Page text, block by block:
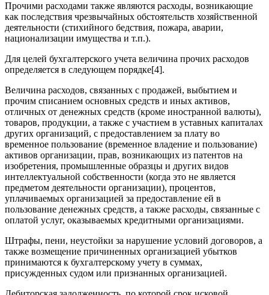
Прочими расходами также являются расходы, возникающие
как последствия чрезвычайных обстоятельств хозяйственной
деятельности (стихийного бедствия, пожара, аварии,
национализации имущества и т.п.).
Для целей бухгалтерского учета величина прочих расходов
определяется в следующем порядке[4].
Величина расходов, связанных с продажей, выбытием и
прочим списанием основных средств и иных активов,
отличных от денежных средств (кроме иностранной валюты),
товаров, продукции, а также с участием в уставных капиталах
других организаций, с предоставлением за плату во
временное пользование (временное владение и пользование)
активов организации, прав, возникающих из патентов на
изобретения, промышленные образцы и других видов
интеллектуальной собственности (когда это не является
предметом деятельности организации), процентов,
уплачиваемых организацией за предоставление ей в
пользование денежных средств, а также расходы, связанные с
оплатой услуг, оказываемых кредитными организациями.
Штрафы, пени, неустойки за нарушение условий договоров, а
также возмещение причиненных организацией убытков
принимаются к бухгалтерскому учету в суммах,
присужденных судом или признанных организацией.